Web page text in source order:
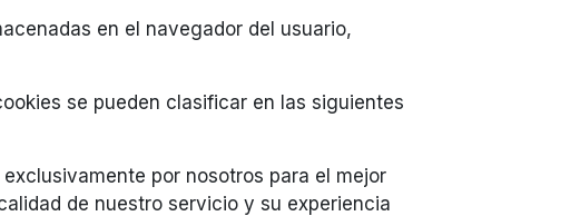
en el navegador del usuario,
se pueden clasificar en las siguientes
por nosotros para el mejor
de nuestro servicio y su experiencia